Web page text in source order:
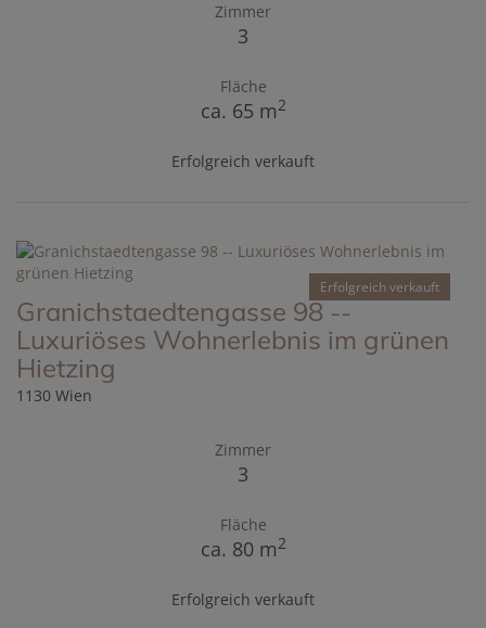
Zimmer
3
Fläche
ca. 65 m2
Erfolgreich verkauft
Erfolgreich verkauft
Granichstaedtengasse 98 --
Luxuriöses Wohnerlebnis im grünen
Hietzing
1130 Wien
Zimmer
3
Fläche
ca. 80 m2
Erfolgreich verkauft